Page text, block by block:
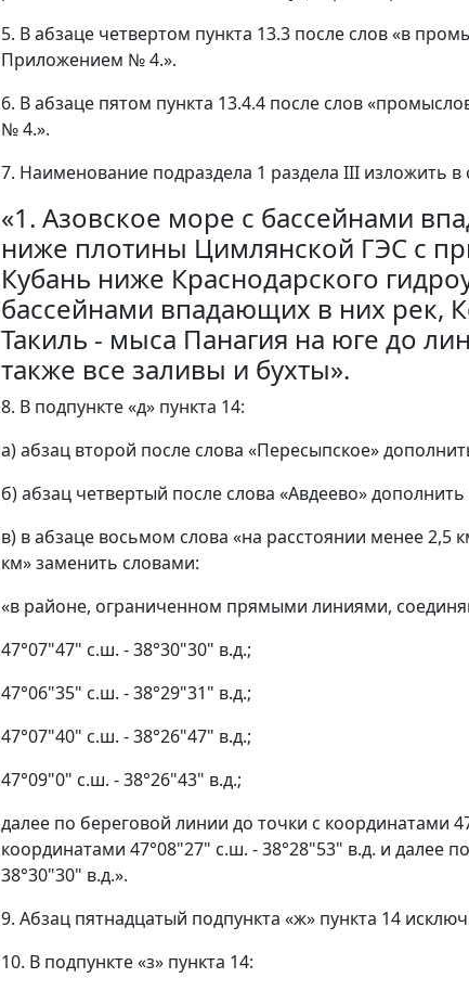
5. В абзаце четвертом пункта 13.3 после слов «в
Приложением № 4.».
6. В абзаце пятом пункта 13.4.4 после слов
№ 4.».
7. Наименование подраздела 1 раздела III изложить
«1. Азовское море с бассейнами
ниже плотины Цимлянской ГЭС с
Кубань ниже Краснодарского
бассейнами впадающих в них рек,
Такиль - мыса Панагия на юге до
также все заливы и бухты».
8. В подпункте «д» пункта 14:
а) абзац второй после слова «Пересыпское»
б) абзац четвертый после слова «Авдеево»
в) в абзаце восьмом слова «на расстоянии менее 2,5
км» заменить словами:
«в районе, ограниченном прямыми линиями,
47°07"47" с.ш. - 38°30"30" в.д.;
47°06"35" с.ш. - 38°29"31" в.д.;
47°07"40" с.ш. - 38°26"47" в.д.;
47°09"0" с.ш. - 38°26"43" в.д.;
далее по береговой линии до точки с координатами
координатами 47°08"27" с.ш. - 38°28"53" в.д. и далее
38°30"30" в.д.».
9. Абзац пятнадцатый подпункта «ж» пункта 14
10. В подпункте «з» пункта 14: